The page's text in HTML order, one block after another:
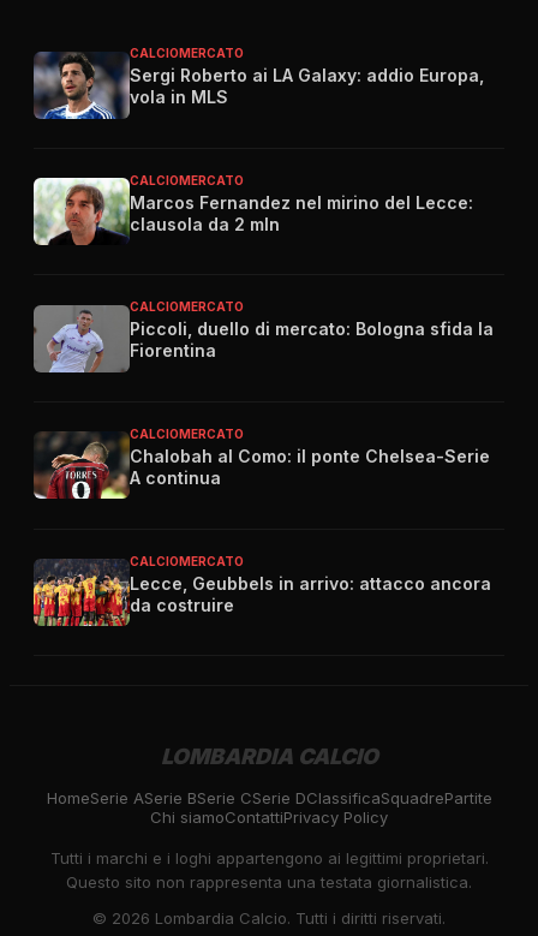
CALCIOMERCATO
Sergi Roberto ai LA Galaxy: addio Europa,
vola in MLS
CALCIOMERCATO
Marcos Fernandez nel mirino del Lecce:
clausola da 2 mln
CALCIOMERCATO
Piccoli, duello di mercato: Bologna sfida la
Fiorentina
CALCIOMERCATO
Chalobah al Como: il ponte Chelsea-Serie
A continua
CALCIOMERCATO
Lecce, Geubbels in arrivo: attacco ancora
da costruire
LOMBARDIA CALCIO
HomeSerie ASerie BSerie CSerie DClassificaSquadrePartite
Chi siamoContattiPrivacy Policy
Tutti i marchi e i loghi appartengono ai legittimi proprietari.
Questo sito non rappresenta una testata giornalistica.
© 2026 Lombardia Calcio. Tutti i diritti riservati.